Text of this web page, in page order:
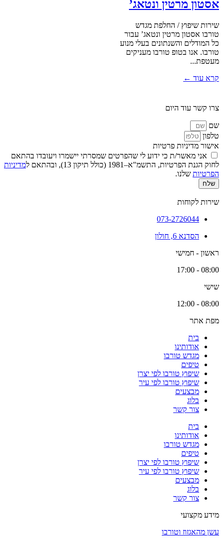
אסטון מרטין ונטאג’
שירות שיפוץ / החלפת מגדש
טורבו אסטון מרטין ונטאג’ עבור
כל המודלים והשנתונים בעלי מנוע
טורבו. אנו בטופ טורבו מעניקים
מעטפת...
קרא עוד ←
צרו קשר עוד היום
שם
טלפון
אישור מדיניות פרטיות
אני מאשר/ת כי ידוע לי שהפרטים שמסרתי יישמרו ויעובדו בהתאם
לחוק הגנת הפרטיות, התשמ"א–1981 (כולל תיקון 13), ובהתאם ל
מדיניות
הפרטיותשלנו.
שלח
שירות לקוחות
073-2726044
הסדנא 6, חולון
ראשון - חמישי
08:00 - 17:00
שישי
08:00 - 12:00
מפת אתר
בית
אודותינו
מגדש טורבו
טיפים
שיפוץ טורבו לפי יצרן
שיפוץ טורבו לפי עיר
מבצעים
בלוג
צור קשר
בית
אודותינו
מגדש טורבו
טיפים
שיפוץ טורבו לפי יצרן
שיפוץ טורבו לפי עיר
מבצעים
בלוג
צור קשר
מידע מקצועי
עשן מהאגזוז וטורבו